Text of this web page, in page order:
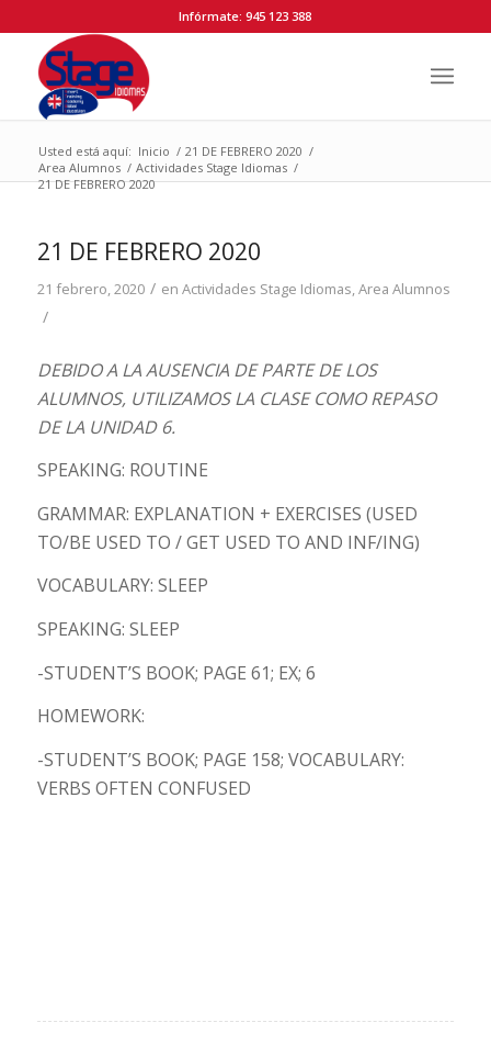
Infórmate: 945 123 388
Usted está aquí: Inicio / 21 DE FEBRERO 2020 /
Area Alumnos / Actividades Stage Idiomas /
21 DE FEBRERO 2020
21 DE FEBRERO 2020
21 febrero, 2020 / en Actividades Stage Idiomas,Area Alumnos
/
DEBIDO A LA AUSENCIA DE PARTE DE LOS
ALUMNOS, UTILIZAMOS LA CLASE COMO REPASO
DE LA UNIDAD 6.
SPEAKING: ROUTINE
GRAMMAR: EXPLANATION + EXERCISES (USED
TO/BE USED TO / GET USED TO AND INF/ING)
VOCABULARY: SLEEP
SPEAKING: SLEEP
-STUDENT’S BOOK; PAGE 61; EX; 6
HOMEWORK:
-STUDENT’S BOOK; PAGE 158; VOCABULARY:
VERBS OFTEN CONFUSED